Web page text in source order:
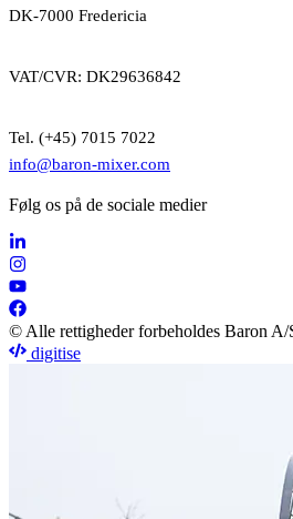
DK-7000 Fredericia
VAT/CVR: DK29636842
Tel. (+45) 7015 7022
info@baron-mixer.com
Følg os på de sociale medier
© Alle rettigheder forbeholdes Baron A/
digitise